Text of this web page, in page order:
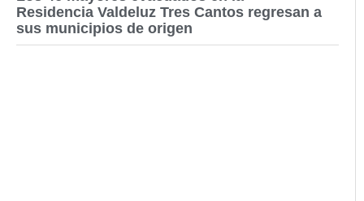
Residencia Valdeluz Tres Cantos regresan a
sus municipios de origen